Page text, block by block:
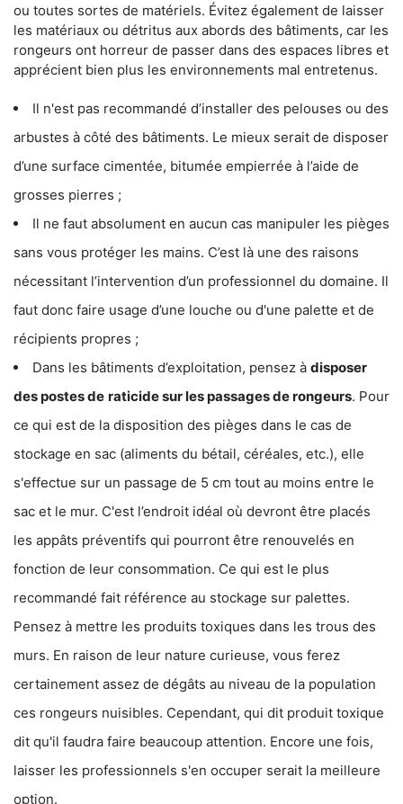
ou toutes sortes de matériels. Évitez également de laisser
les matériaux ou détritus aux abords des bâtiments, car les
rongeurs ont horreur de passer dans des espaces libres et
apprécient bien plus les environnements mal entretenus.
Il n'est pas recommandé d’installer des pelouses ou des
arbustes à côté des bâtiments. Le mieux serait de disposer
d’une surface cimentée, bitumée empierrée à l’aide de
grosses pierres ;
Il ne faut absolument en aucun cas manipuler les pièges
sans vous protéger les mains. C’est là une des raisons
nécessitant l’intervention d’un professionnel du domaine. Il
faut donc faire usage d’une louche ou d'une palette et de
récipients propres ;
Dans les bâtiments d’exploitation, pensez à disposer
des postes de raticide sur les passages de rongeurs. Pour
ce qui est de la disposition des pièges dans le cas de
stockage en sac (aliments du bétail, céréales, etc.), elle
s'effectue sur un passage de 5 cm tout au moins entre le
sac et le mur. C'est l’endroit idéal où devront être placés
les appâts préventifs qui pourront être renouvelés en
fonction de leur consommation. Ce qui est le plus
recommandé fait référence au stockage sur palettes.
Pensez à mettre les produits toxiques dans les trous des
murs. En raison de leur nature curieuse, vous ferez
certainement assez de dégâts au niveau de la population
ces rongeurs nuisibles. Cependant, qui dit produit toxique
dit qu'il faudra faire beaucoup attention. Encore une fois,
laisser les professionnels s'en occuper serait la meilleure
option.